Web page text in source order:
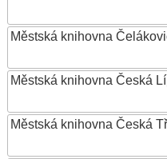
Městská knihovna
Městská knihovna Česká
Městská knihovna Česká